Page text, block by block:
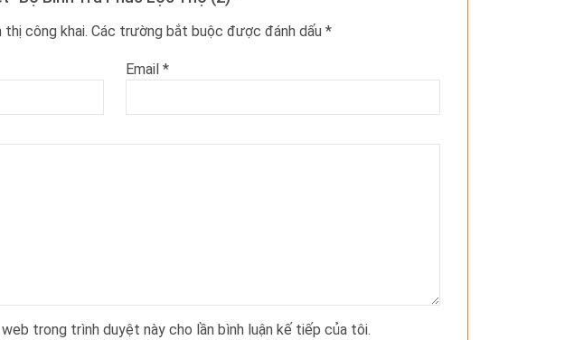
thị công khai. Các trường bắt buộc được đánh dấu *
Email *
trong trình duyệt này cho lần bình luận kế tiếp của tôi.